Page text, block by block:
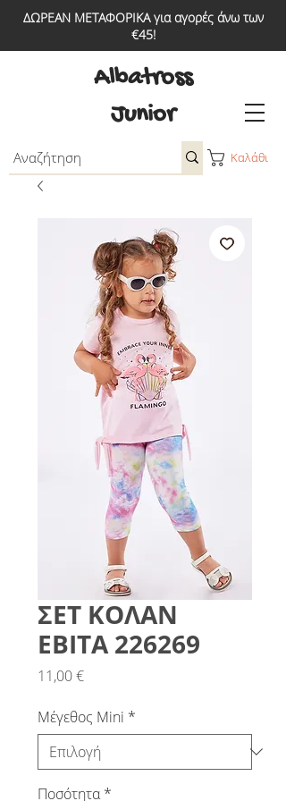
ΔΩΡΕΑΝ ΜΕΤΑΦΟΡΙΚΑ για αγορές άνω των
€45!
Καλάθι
Albatross
Junior
ΣΕΤ ΚΟΛΑΝ
ΕΒΙΤΑ 226269
11,00 €Τιμή
Μέγεθος Mini *
Ποσότητα *